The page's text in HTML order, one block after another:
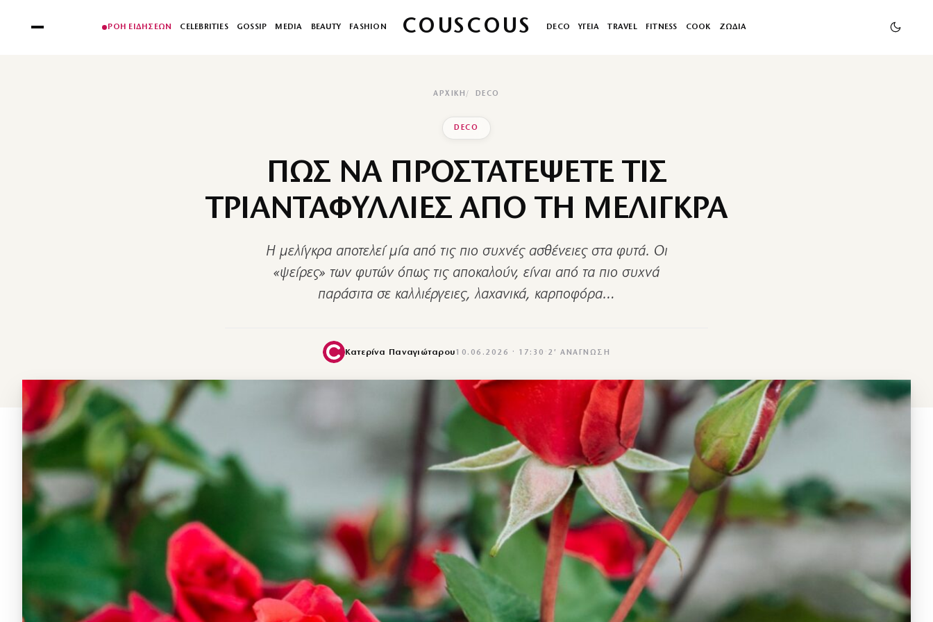
ΡΟΗ ΕΙΔΗΣΕΩΝ CELEBRITIES GOSSIP MEDIA BEAUTY FASHION COUSCOUS DECO ΥΓΕΙΑ TRAVEL FITNESS COOK ΖΩΔΙΑ
ΑΡΧΙΚΉ DECO
DECO
ΠΩΣ ΝΑ ΠΡΟΣΤΑΤΕΨΕΤΕ ΤΙΣ
ΤΡΙΑΝΤΑΦΥΛΛΙΕΣ ΑΠΟ ΤΗ ΜΕΛΙΓΚΡΑ
Η μελίγκρα αποτελεί μία από τις πιο συχνές ασθένειες στα φυτά. Οι
«ψείρες» των φυτών όπως τις αποκαλούν, είναι από τα πιο συχνά
παράσιτα σε καλλιέργειες, λαχανικά, καρποφόρα…
Κατερίνα Παναγιώταρου10.06.2026 · 17:30 · 2′ ΑΝΆΓΝΩΣΗ